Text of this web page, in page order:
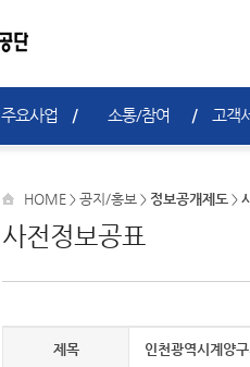
주요사업 소통/참여 고객
사전정보공표
HOME > 공지/홍보 > 정보공개제도 >
제목 인천광역시계양